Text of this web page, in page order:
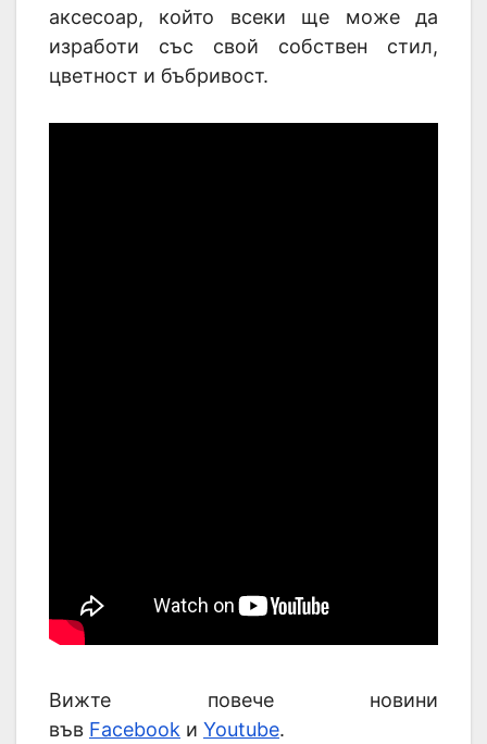
аксесоар, който всеки ще може да
изработи със свой собствен стил,
цветност и бъбривост.
Вижте повече новини
във Facebook и Youtube.